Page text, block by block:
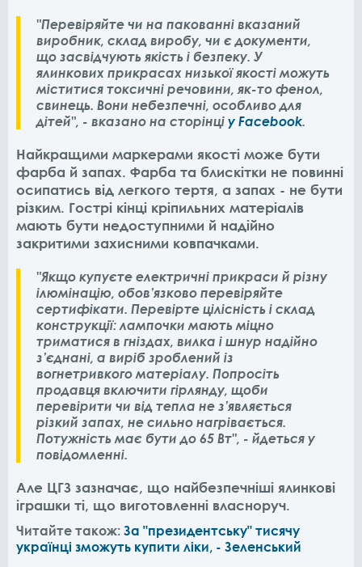
"Перевіряйте чи на пакованні вказаний
виробник, склад виробу, чи є документи,
що засвідчують якість і безпеку. У
ялинкових прикрасах низької якості можуть
міститися токсичні речовини, як-то фенол,
свинець. Вони небезпечні, особливо для
дітей", - вказано на сторінці у Facebook.
Найкращими маркерами якості може бути
фарба й запах. Фарба та блискітки не повинні
осипатись від легкого тертя, а запах - не бути
різким. Гострі кінці кріпильних матеріалів
мають бути недоступними й надійно
закритими захисними ковпачками.
"Якщо купуєте електричні прикраси й різну
ілюмінацію, обов’язково перевіряйте
сертифікати. Перевірте цілісність і склад
конструкції: лампочки мають міцно
триматися в гніздах, вилка і шнур надійно
з’єднані, а виріб зроблений із
вогнетривкого матеріалу. Попросіть
продавця включити гірлянду, щоби
перевірити чи від тепла не з’являється
різкий запах, не сильно нагрівається.
Потужність має бути до 65 Вт", - йдеться у
повідомленні.
Але ЦГЗ зазначає, що найбезпечніші ялинкові
іграшки ті, що виготовленні власноруч.
Читайте також: За "президентську" тисячу
українці зможуть купити ліки, - Зеленський